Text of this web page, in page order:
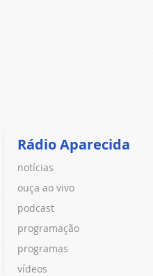
Rádio Aparecida
notícias
ouça ao vivo
podcast
programação
programas
vídeos